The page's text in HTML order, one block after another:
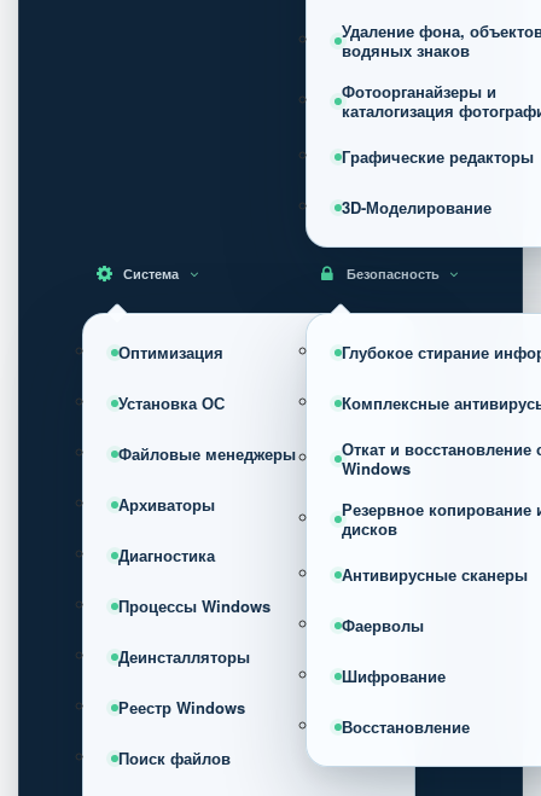
Удаление фона,
водяных знаков
Фотоорганайзеры и
каталогизация
Графические редакторы
3D-Моделирование
Система
Оптимизация
Установка ОС
Файловые менеджеры
Архиваторы
Диагностика
Процессы Windows
Деинсталляторы
Реестр Windows
Поиск файлов
Безопасность
Глубокое стирание
Комплексные
Откат и восстановление
Windows
Резервное копирование
дисков
Антивирусные сканеры
Фаерволы
Шифрование
Восстановление